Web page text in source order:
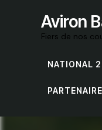
Aviron
Fiers de nos
NATIONAL 2